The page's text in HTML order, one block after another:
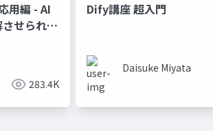
用編 - AI
せられる
283.4K
Dify講座 超入門
Daisuke Miyata